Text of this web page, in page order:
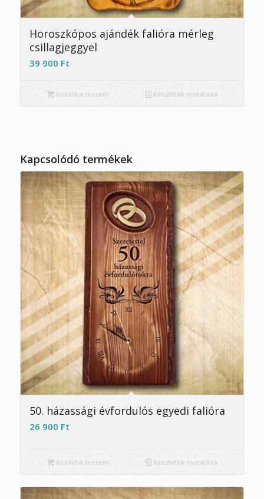
5.00
Horoszkópos ajándék falióra mérleg
csillagjeggyel
39 900 Ft
Kosárba teszem Részletek mutatása
Kapcsolódó termékek
5.00
50. házassági évfordulós egyedi falióra
26 900 Ft
Kosárba teszem Részletek mutatása